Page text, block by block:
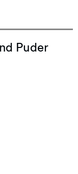
Puder